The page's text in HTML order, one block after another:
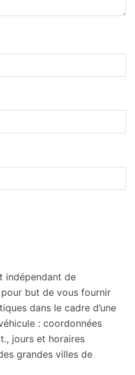
indépendant de
pour but de vous fournir
dans le cadre d’une
: coordonnées
jours et horaires
grandes villes de